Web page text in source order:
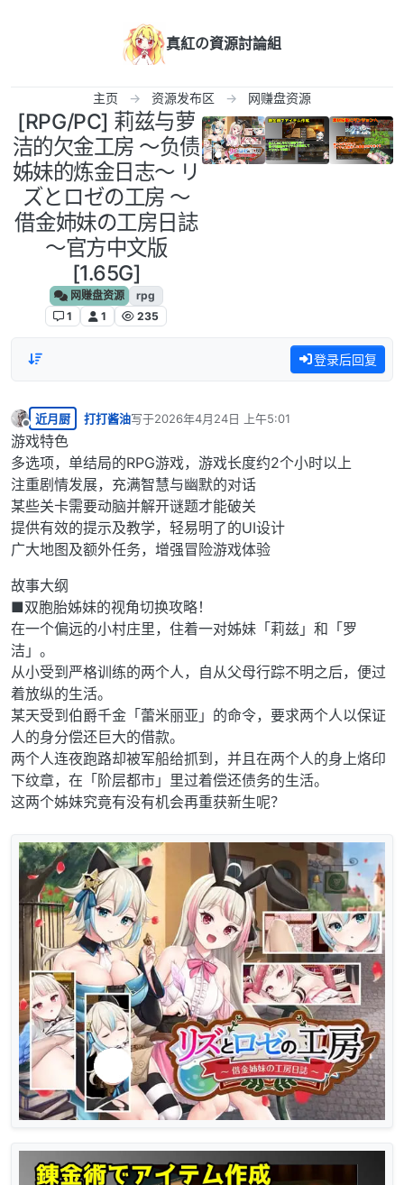
真紅の資源討論組
主页 资源发布区 网赚盘资源
[RPG/PC] 莉兹与萝
洁的欠金工房 ～负债
姊妹的炼金日志～ リ
ズとロゼの工房 ～
借金姉妹の工房日誌
～官方中文版
[1.65G]
网赚盘资源
rpg
1
1 235
登录后回复
离线
近月厨 打打酱油写于2026年4月24日 上午5:01
最后由 编辑
游戏特色
多选项，单结局的RPG游戏，游戏长度约2个小时以上
注重剧情发展，充满智慧与幽默的对话
某些关卡需要动脑并解开谜题才能破关
提供有效的提示及教学，轻易明了的UI设计
广大地图及额外任务，增强冒险游戏体验
故事大纲
■双胞胎姊妹的视角切换攻略！
在一个偏远的小村庄里，住着一对姊妹「莉兹」和「罗
洁」。
从小受到严格训练的两个人，自从父母行踪不明之后，便过
着放纵的生活。
某天受到伯爵千金「蕾米丽亚」的命令，要求两个人以保证
人的身分偿还巨大的借款。
两个人连夜跑路却被军船给抓到，并且在两个人的身上烙印
下纹章，在「阶层都市」里过着偿还债务的生活。
这两个姊妹究竟有没有机会再重获新生呢？